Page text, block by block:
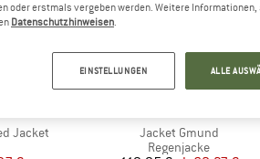
Jacket
Artikel
Jacket Gmund
Produktgruppe
Regenjacke
oder erstmals vergeben werden. Weitere
Datenschutzhinweisen.
EINSTELLUNGEN ALLE